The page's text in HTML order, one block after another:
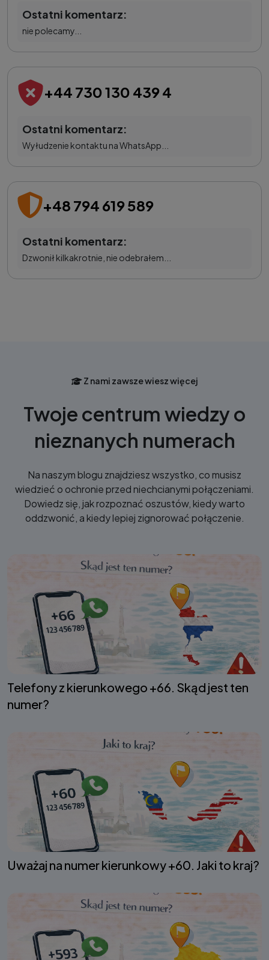
Ostatni komentarz:
nie polecamy...
+44 730 130 439 4
Ostatni komentarz:
Wyłudzenie kontaktu na WhatsApp...
+48 794 619 589
Ostatni komentarz:
Dzwonił kilkakrotnie, nie odebrałem...
Z nami zawsze wiesz więcej
Twoje centrum wiedzy o
nieznanych numerach
Na naszym blogu znajdziesz wszystko, co musisz
wiedzieć o ochronie przed niechcianymi połączeniami.
Dowiedz się, jak rozpoznać oszustów, kiedy warto
oddzwonić, a kiedy lepiej zignorować połączenie.
Telefony z kierunkowego +66. Skąd jest ten
numer?
Uważaj na numer kierunkowy +60. Jaki to kraj?